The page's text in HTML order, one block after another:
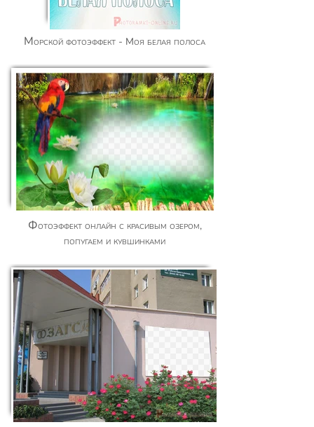
Морской фотоэффект - Моя белая полоса
Фотоэффект онлайн с красивым озером,
попугаем и кувшинками